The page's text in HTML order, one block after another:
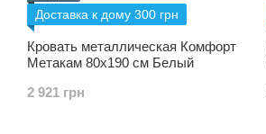
Доставка к дому 300 грн
Кровать металлическая Комфорт
Метакам 80х190 см Белый
2 921 грн